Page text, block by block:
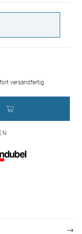
versandfertig